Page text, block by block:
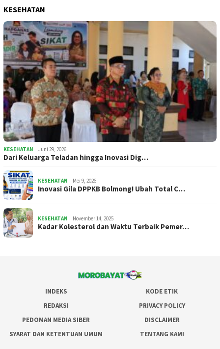
KESEHATAN
KESEHATAN Juni 29, 2026
Dari Keluarga Teladan hingga Inovasi Dig…
KESEHATAN Mei 9, 2026
Inovasi Gila DPPKB Bolmong! Ubah Total C…
KESEHATAN November 14, 2025
Kadar Kolesterol dan Waktu Terbaik Pemer…
INDEKS
KODE ETIK
REDAKSI
PRIVACY POLICY
PEDOMAN MEDIA SIBER
DISCLAIMER
SYARAT DAN KETENTUAN UMUM
TENTANG KAMI